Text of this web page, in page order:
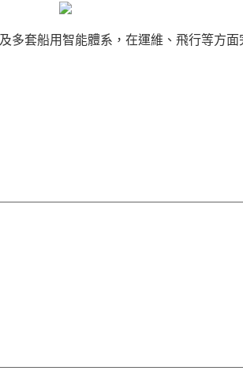
多套船用智能體系，在運維、飛行等方面